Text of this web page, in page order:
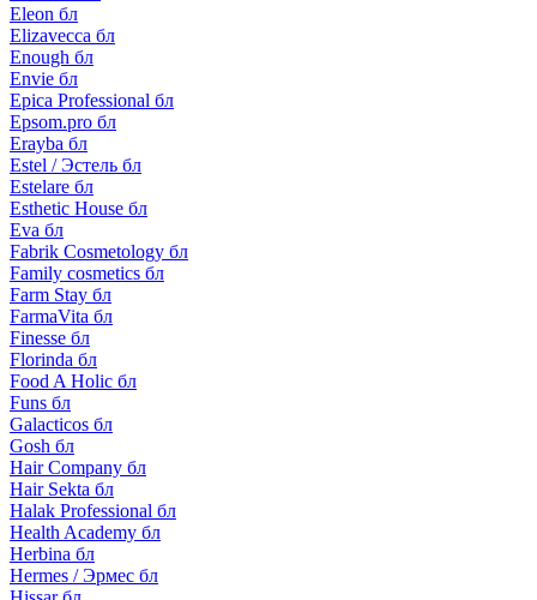
Eleon бл
Elizavecca бл
Enough бл
Envie бл
Epica Professional бл
Epsom.pro бл
Erayba бл
Estel / Эстель бл
Estelare бл
Esthetic House бл
Eva бл
Fabrik Cosmetology бл
Family cosmetics бл
Farm Stay бл
FarmaVita бл
Finesse бл
Florinda бл
Food A Holic бл
Funs бл
Galacticos бл
Gosh бл
Hair Company бл
Hair Sekta бл
Halak Professional бл
Health Academy бл
Herbina бл
Hermes / Эрмес бл